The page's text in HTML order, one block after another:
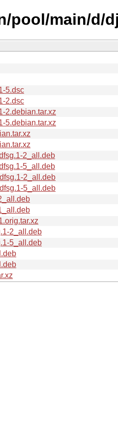
pool/main/d/
5.dsc
2.dsc
2.debian.tar.xz
5.debian.tar.xz
2_all.deb
5_all.deb
2_all.deb
5_all.deb
2_all.deb
5_all.deb